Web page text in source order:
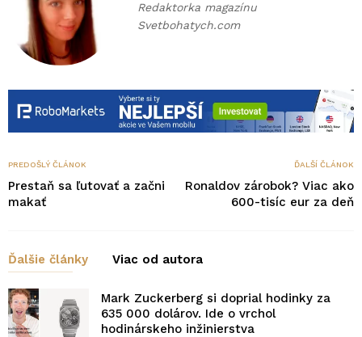
Redaktorka magazínu
Svetbohatych.com
PREDOŠLÝ ČLÁNOK
Prestaň sa ľutovať a začni
makať
ĎALŠÍ ČLÁNOK
Ronaldov zárobok? Viac ako
600-tisíc eur za deň
Ďalšie články Viac od autora
Mark Zuckerberg si doprial hodinky za
635 000 dolárov. Ide o vrchol
hodinárskeho inžinierstva